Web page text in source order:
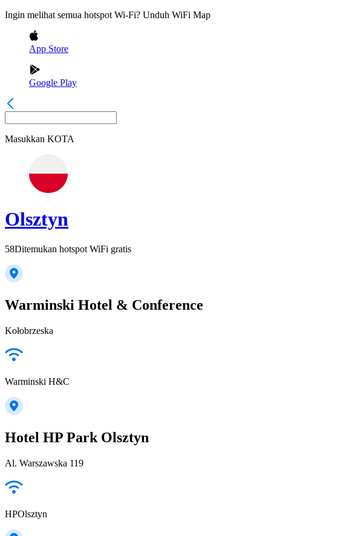
Ingin melihat semua hotspot Wi-Fi? Unduh WiFi Map
App Store
Google Play
Masukkan KOTA
Olsztyn
58Ditemukan hotspot WiFi gratis
Warminski Hotel & Conference
Kołobrzeska
Warminski H&C
Hotel HP Park Olsztyn
Al. Warszawska 119
HPOlsztyn